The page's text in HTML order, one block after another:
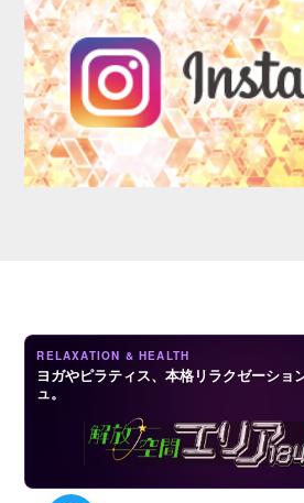
AUDITION
RELAXATION & HEALTH
ヨガやピラティス、本格リラクゼーショ
ュ。